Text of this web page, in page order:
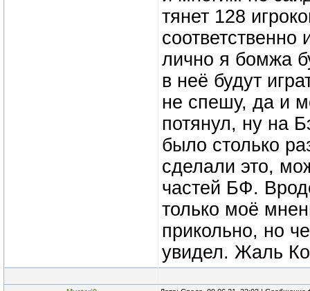
тянет 128
соответственно
лично я бомжа
в неё будут
не спешу, да и
потянул, ну на
было столько
сделали это,
частей БФ.
только моё
прикольно, но
увидел. Жаль